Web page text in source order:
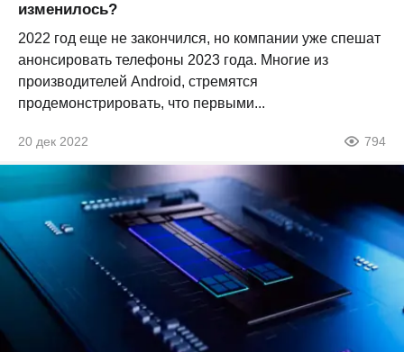
изменилось?
2022 год еще не закончился, но компании уже спешат
анонсировать телефоны 2023 года. Многие из
производителей Android, стремятся
продемонстрировать, что первыми...
20 дек 2022 794